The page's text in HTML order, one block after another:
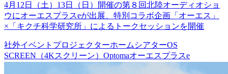
4月12日（土）13日（日）開催の第８回北陸オーディオショ
ウにオーエスプラスeが出展、特別コラボ企画「オーエス」
×「キクチ科学研究所」によるトークセッションを開催
社外イベント プロジェクターホームシアターOS
SCREEN（4Kスクリーン） Optomaオーエスプラスe